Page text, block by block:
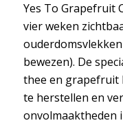
Yes To Grapefruit
vier weken
bewezen). De
thee en grapefruit
te herstellen en
onvolmaaktheden